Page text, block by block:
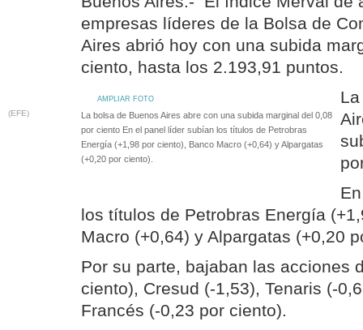
empresas líderes de la Bolsa de
Aires abrió hoy con una subida
ciento, hasta los 2.193,91 puntos.
AMPLIAR FOTO
(EFE)
La bolsa de Buenos Aires abre con una subida marginal del 0,08
por ciento En el panel líder subían los títulos de Petrobras
Energía (+1,98 por ciento), Banco Macro (+0,64) y Alpargatas
(+0,20 por ciento).
los títulos de Petrobras Energía
Macro (+0,64) y Alpargatas (+0,20
Por su parte, bajaban las acciones
ciento), Cresud (-1,53), Tenaris (-
Francés (-0,23 por ciento).